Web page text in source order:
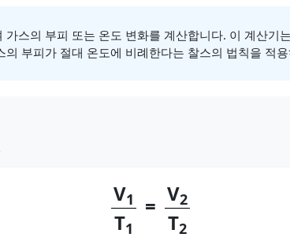
가스의 부피 또는 온도 변화를 계산합니다. 이 계산기
의 부피가 절대 온도에 비례한다는 찰스의 법칙을 적
V1
T1
= V2
T2